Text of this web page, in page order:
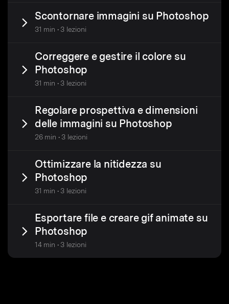
Scontornare immagini su Photoshop
31 min • 3 lezioni
Correggere e gestire il colore su
Photoshop
31 min • 3 lezioni
Regolare prospettiva e dimensioni
delle immagini su Photoshop
26 min • 3 lezioni
Ottimizzare la nitidezza su
Photoshop
31 min • 3 lezioni
Esportare file e creare gif animate su
Photoshop
14 min • 3 lezioni